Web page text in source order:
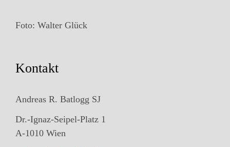
Foto: Walter Glück
Kontakt
Andreas R. Batlogg SJ
Dr.-Ignaz-Seipel-Platz 1
A-1010 Wien